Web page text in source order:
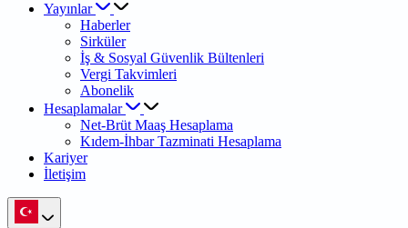
Yayınlar
Haberler
Sirküler
İş & Sosyal Güvenlik Bültenleri
Vergi Takvimleri
Abonelik
Hesaplamalar
Net-Brüt Maaş Hesaplama
Kıdem-İhbar Tazminati Hesaplama
Kariyer
İletişim